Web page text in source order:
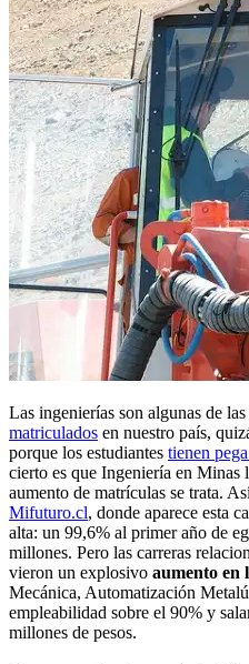
Las ingenierías son algunas de las
matriculados en nuestro país,
porque los estudiantes tienen
cierto es que Ingeniería en Minas
aumento de matrículas se trata.
Mifuturo.cl, donde aparece esta
alta: un 99,6% al primer año de
millones. Pero las carreras
vieron un explosivo aumento en
Mecánica, Automatización
empleabilidad sobre el 90% y
millones de pesos.